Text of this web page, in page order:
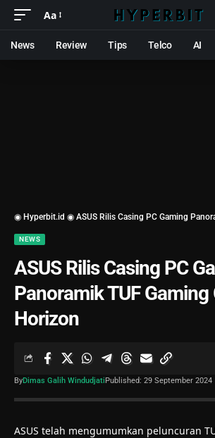
Aa
News Review Tips Telco AI
◉ Hyperbit.id ◉ ASUS Rilis Casing PC Gaming Panoramik
NEWS
ASUS Rilis Casing PC
Panoramik TUF Gaming
Horizon
ByDimas Galih WindudjatiPublished: 29 September 2024
ASUS telah mengumumkan peluncuran